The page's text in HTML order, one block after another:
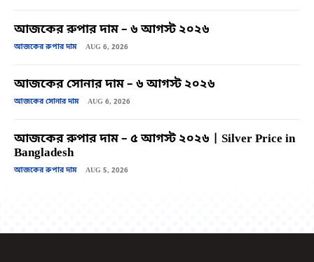
আজকের রুপার দাম – ৬ আগস্ট ২০২৬
আজকের রুপার দাম AUG 6, 2026
আজকের সোনার দাম – ৬ আগস্ট ২০২৬
আজকের সোনার দাম AUG 6, 2026
আজকের রুপার দাম – ৫ আগস্ট ২০২৬ | Silver Price in
Bangladesh
আজকের রুপার দাম AUG 5, 2026